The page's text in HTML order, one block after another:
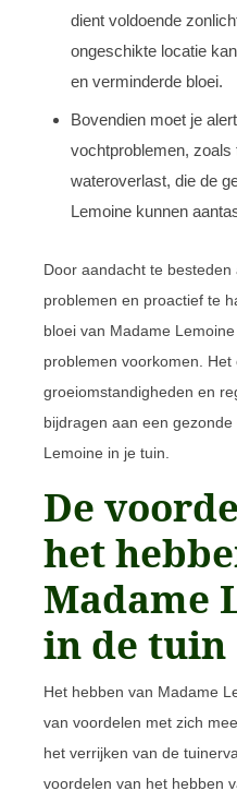
dient voldoende
ongeschikte locatie
en verminderde bloei.
Bovendien moet je
vochtproblemen,
wateroverlast, die de
Lemoine kunnen
Door aandacht te
problemen en proactief te
bloei van Madame
problemen voorkomen.
groeiomstandigheden en
bijdragen aan een
Lemoine in je tuin.
De
het
Madame
in de tuin
Het hebben van Madame
van voordelen met zich
het verrijken van de
voordelen van het hebben